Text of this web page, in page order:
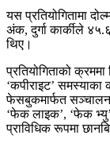
यस प्रतियोगितामा
अंक, दुर्गा कार्कीले
थिए।
प्रतियोगिताको
‘कपीराइट’ समस्याका
फेसबुकमार्फत सञ्चालन
‘फेक लाइक’, ‘फेक
प्राविधिक रूपमा